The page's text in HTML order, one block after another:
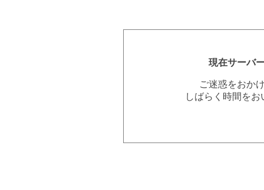
現在サーバ
ご迷惑をおか
しばらく時間を